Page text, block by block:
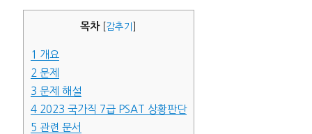
목차 감추기
1 개요
2 문제
3 문제 해설
42023 국가직 7급 PSAT 상황판단
5 관련 문서